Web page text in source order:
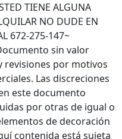
TIENE ALGUNA
NO DUDE EN
672-275-147~
sin valor
revisiones por motivos
Las discreciones
este documento
por otras de igual o
de decoración
contenida está sujeta